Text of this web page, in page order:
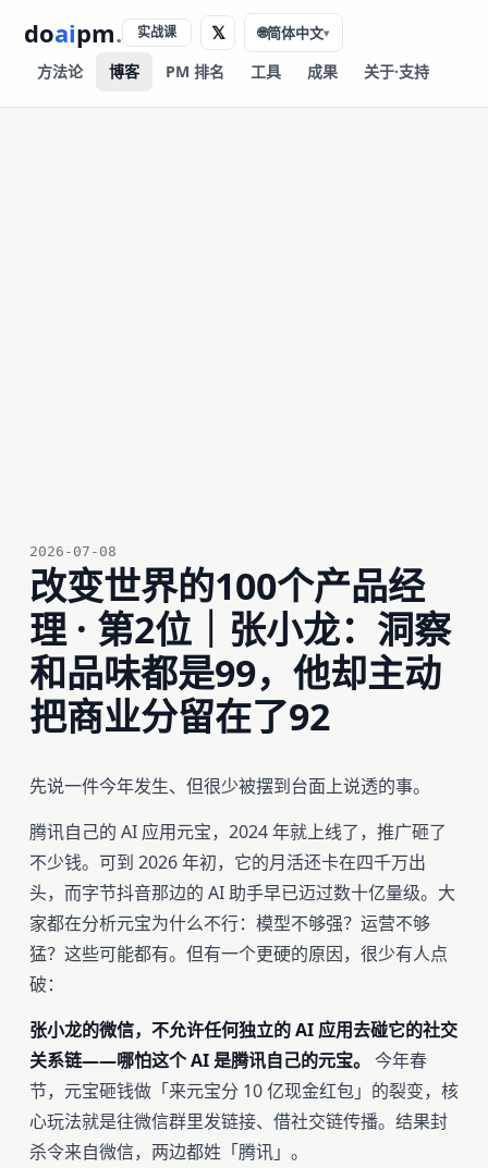
doaipm.
方法论 博客 PM 排名 工具 成果 关于·支持
实战课 𝕏 🌐简体中文▾
2026-07-08
改变世界的100个产品经
理 · 第2位｜张小龙：洞察
和品味都是99，他却主动
把商业分留在了92
先说一件今年发生、但很少被摆到台面上说透的事。
腾讯自己的 AI 应用元宝，2024 年就上线了，推广砸了
不少钱。可到 2026 年初，它的月活还卡在四千万出
头，而字节抖音那边的 AI 助手早已迈过数十亿量级。大
家都在分析元宝为什么不行：模型不够强？运营不够
猛？这些可能都有。但有一个更硬的原因，很少有人点
破：
张小龙的微信，不允许任何独立的 AI 应用去碰它的社交
关系链——哪怕这个 AI 是腾讯自己的元宝。 今年春
节，元宝砸钱做「来元宝分 10 亿现金红包」的裂变，核
心玩法就是往微信群里发链接、借社交链传播。结果封
杀令来自微信，两边都姓「腾讯」。